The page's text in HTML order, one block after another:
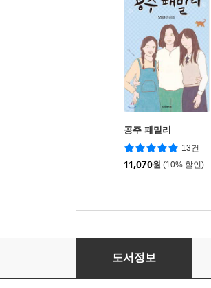
공주 패밀리
13건
11,070원 (10% 할인)
니 마음대로 사세요
도서정보